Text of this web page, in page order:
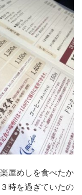
屋めしを食べたか
時を過ぎていたの